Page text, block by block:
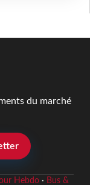
du marché
Hebdo· Bus &